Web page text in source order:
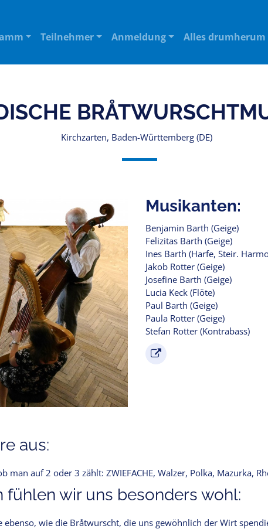
Teilnehmer Anmeldung Alles drumherum
Kirchzarten, Baden-Württemberg (DE)
Musikanten:
Benjamin Barth (Geige)
Felizitas Barth (Geige)
Ines Barth (Harfe, Steir.
Jakob Rotter (Geige)
Josefine Barth (Geige)
Lucia Keck (Flöte)
Paul Barth (Geige)
Paula Rotter (Geige)
Stefan Rotter (Kontrabass)
aus:
man auf 2 oder 3 zählt: ZWIEFACHE, Walzer, Polka, Mazurka,
fühlen wir uns besonders wohl:
wie die Bråtwurscht, die uns gewöhnlich der Wirt